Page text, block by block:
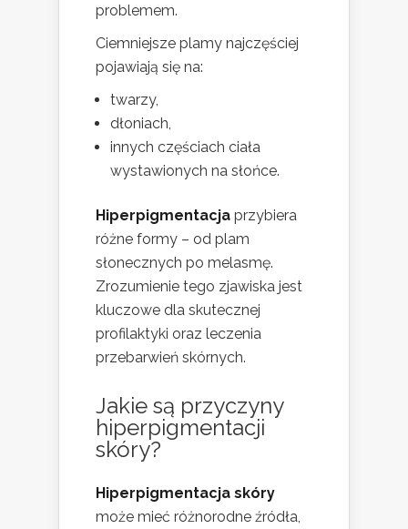
problemem.
Ciemniejsze plamy najczęściej
pojawiają się na:
twarzy,
dłoniach,
innych częściach ciała
wystawionych na słońce.
Hiperpigmentacja przybiera
różne formy – od plam
słonecznych po melasmę.
Zrozumienie tego zjawiska jest
kluczowe dla skutecznej
profilaktyki oraz leczenia
przebarwień skórnych.
Jakie są przyczyny
hiperpigmentacji
skóry?
Hiperpigmentacja skóry
może mieć różnorodne źródła,